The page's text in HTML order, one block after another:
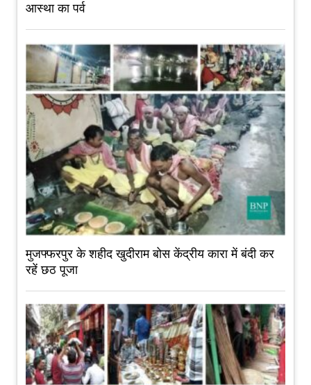
आस्था का पर्व
मुजफ्फरपुर के शहीद खुदीराम बोस केंद्रीय कारा में बंदी कर
रहें छठ पूजा